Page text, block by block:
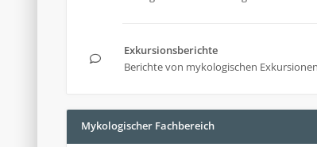
Exkursionsberichte
Berichte von mykologischen Exkursionen
Mykologischer Fachbereich